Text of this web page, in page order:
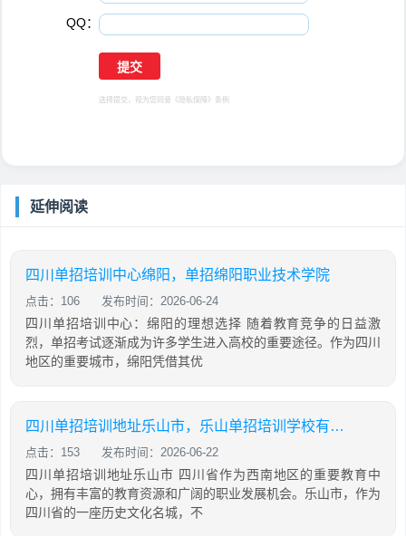
QQ：
选择提交，视为您同意 《隐私保障》 条例
延伸阅读
四川单招培训中心绵阳，单招绵阳职业技术学院
点击：106 发布时间：2026-06-24
四川单招培训中心：绵阳的理想选择 随着教育竞争的日益激
烈，单招考试逐渐成为许多学生进入高校的重要途径。作为四川
地区的重要城市，绵阳凭借其优
四川单招培训地址乐山市，乐山单招培训学校有哪些
点击：153 发布时间：2026-06-22
四川单招培训地址乐山市 四川省作为西南地区的重要教育中
心，拥有丰富的教育资源和广阔的职业发展机会。乐山市，作为
四川省的一座历史文化名城，不